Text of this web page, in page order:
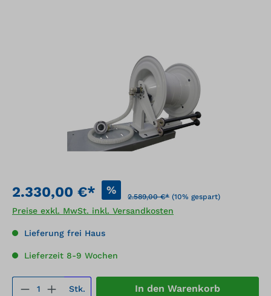
2.330,00 €* %
2.589,00 €* (10% gespart)
Preise exkl. MwSt. inkl. Versandkosten
Lieferung frei Haus
Lieferzeit 8-9 Wochen
Produkt Anzahl: Gib den
Stk. In den Warenkorb